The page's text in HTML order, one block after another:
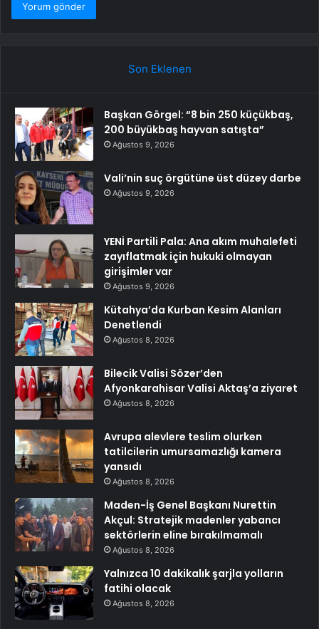
Son Eklenen
Başkan Görgel: “8 bin 250 küçükbaş,
200 büyükbaş hayvan satışta”
Ağustos 9, 2026
Vali’nin suç örgütüne üst düzey darbe
Ağustos 9, 2026
YENİ Partili Pala: Ana akım muhalefeti
zayıflatmak için hukuki olmayan
girişimler var
Ağustos 9, 2026
Kütahya’da Kurban Kesim Alanları
Denetlendi
Ağustos 8, 2026
Bilecik Valisi Sözer’den
Afyonkarahisar Valisi Aktaş’a ziyaret
Ağustos 8, 2026
Avrupa alevlere teslim olurken
tatilcilerin umursamazlığı kamera
yansıdı
Ağustos 8, 2026
Maden-İş Genel Başkanı Nurettin
Akçul: Stratejik madenler yabancı
sektörlerin eline bırakılmamalı
Ağustos 8, 2026
Yalnızca 10 dakikalık şarjla yolların
fatihi olacak
Ağustos 8, 2026